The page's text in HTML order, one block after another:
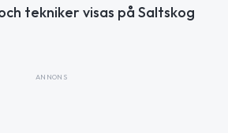
tekniker visas på Saltskog
ANNONS